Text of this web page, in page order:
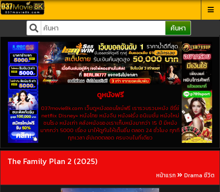
ค้นหา
ดูหนังฟรี
037movie8k.com เว็บดูหนังออนไลน์ฟรี เรารวบรวมหนัง ซีรี่ย์
netflix Disney+ หนังไทย หนังจีน หนังฝรั่ง อนิเมชั่น หนังใหม่
ชนโรง หนังเก่า คลังหนังของเราเก็บหนังมากว่า 15 ปี มีหนัง
มากกว่า 5000 เรื่อง มาให้ดูกันให้เต็มอิ่ม ตลอด 24 ชั่วโมง ทุกที
ทุกเวลา อัปเดตตลอด ครบจบในที่เดียว
The Family Plan 2 (2025)
หน้าแรก Drama ชีวิต